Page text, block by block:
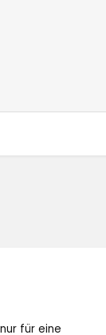
für eine